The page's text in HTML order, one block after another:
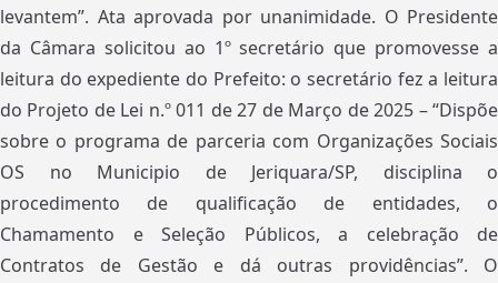
levantem”. Ata aprovada por unanimidade. O Presidente
da Câmara solicitou ao 1º secretário que promovesse a
leitura do expediente do Prefeito: o secretário fez a leitura
do Projeto de Lei n.º 011 de 27 de Março de 2025 – “Dispõe
sobre o programa de parceria com Organizações Sociais
OS no Municipio de Jeriquara/SP, disciplina o
procedimento de qualificação de entidades, o
Chamamento e Seleção Públicos, a celebração de
Contratos de Gestão e dá outras providências”. O